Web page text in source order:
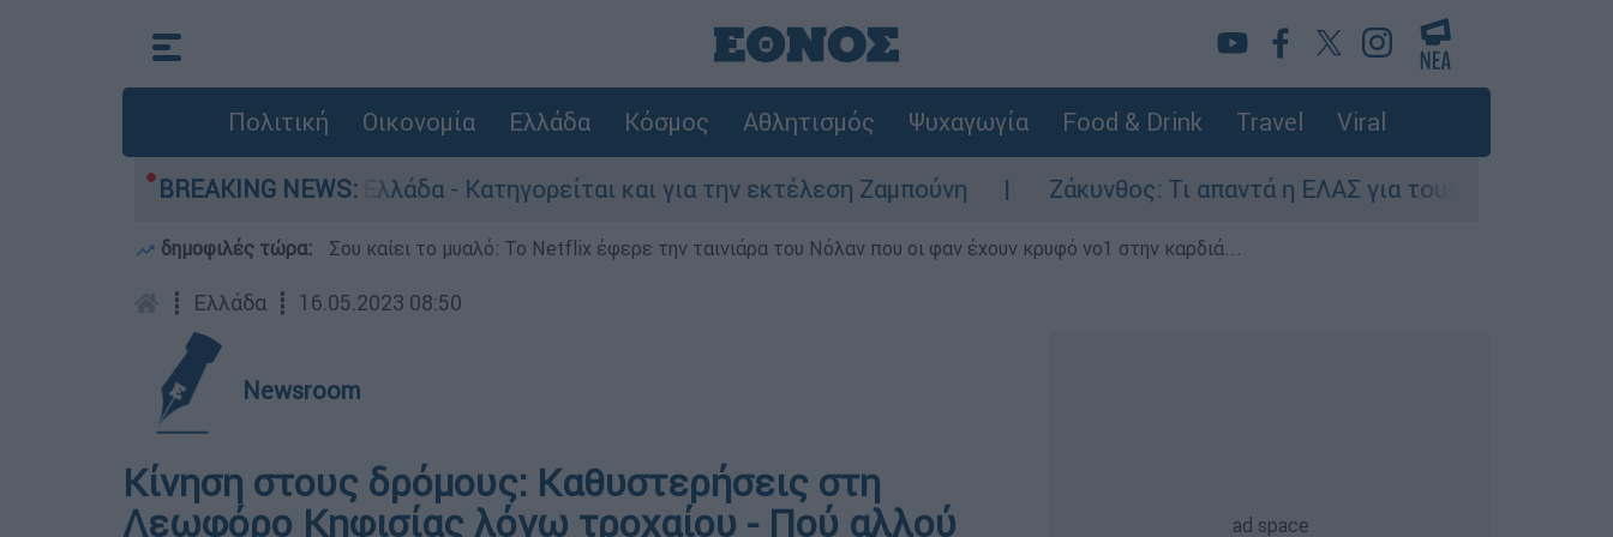
Πολιτική Οικονομία Ελλάδα Κόσμος Αθλητισμός Ψυχαγωγία Food & Drink Travel Viral
BREAKING NEWS:
ανθρωποκτονίες στην Ελλάδα - Κατηγορείται και για την εκτέλεση Ζαμπούνη Ζάκυνθος: Τι απαντά η ΕΛΑΣ για τους 8 βιασμούς
δημοφιλές τώρα: Σου καίει το μυαλό: Το Netflix έφερε την ταινιάρα του Νόλαν που οι φαν έχουν κρυφό νο1 στην καρδιά...
┋ Ελλάδα ┋ 16.05.2023 08:50
Newsroom
Κίνηση στους δρόμους: Καθυστερήσεις στη
Λεωφόρο Κηφισίας λόγω τροχαίου - Πού αλλού